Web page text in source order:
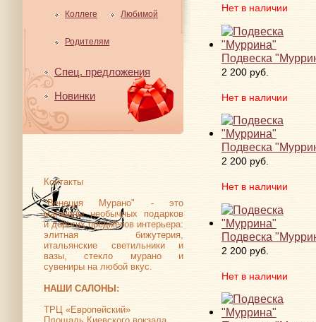
Коллеге Любимой
Родителям
Спец. предложения
Новинки
Контакты
"Венеция Мурано" - это
магазины необычных подарков
и дорогих предметов интерьера:
элитная бижутерия,
итальянские светильники и
вазы, стекло мурано и
сувениры на любой вкус.
НАШИ САЛОНЫ:
ТРЦ «Европейский»
Нет в наличии
Подвеска
2 200 руб.
Нет в наличии
Подвеска
2 200 руб.
Нет в наличии
Подвеска
2 200 руб.
Нет в наличии